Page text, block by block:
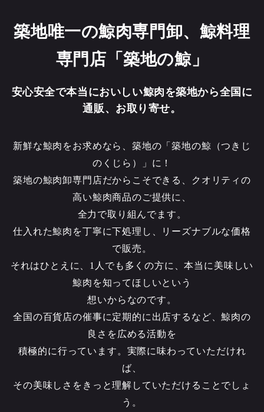
築地唯一の鯨肉専門卸、鯨料理
専門店「築地の鯨」
安心安全で本当においしい鯨肉を築地から全国に
通販、お取り寄せ。
新鮮な鯨肉をお求めなら、築地の「築地の鯨（つきじ
のくじら）」に！
築地の鯨肉卸専門店だからこそできる、クオリティの
高い鯨肉商品のご提供に、
全力で取り組んでます。
仕入れた鯨肉を丁寧に下処理し、リーズナブルな価格
で販売。
それはひとえに、1人でも多くの方に、本当に美味しい
鯨肉を知ってほしいという
想いからなのです。
全国の百貨店の催事に定期的に出店するなど、鯨肉の
良さを広める活動を
積極的に行っています。実際に味わっていただけれ
ば、
その美味しさをきっと理解していただけることでしょ
う。